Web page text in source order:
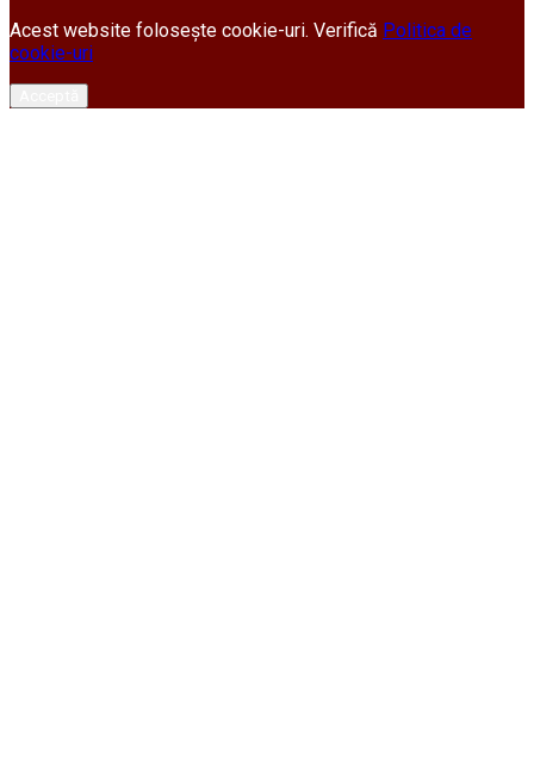
Acest website folosește cookie-uri. Verifică Politica de
cookie-uri